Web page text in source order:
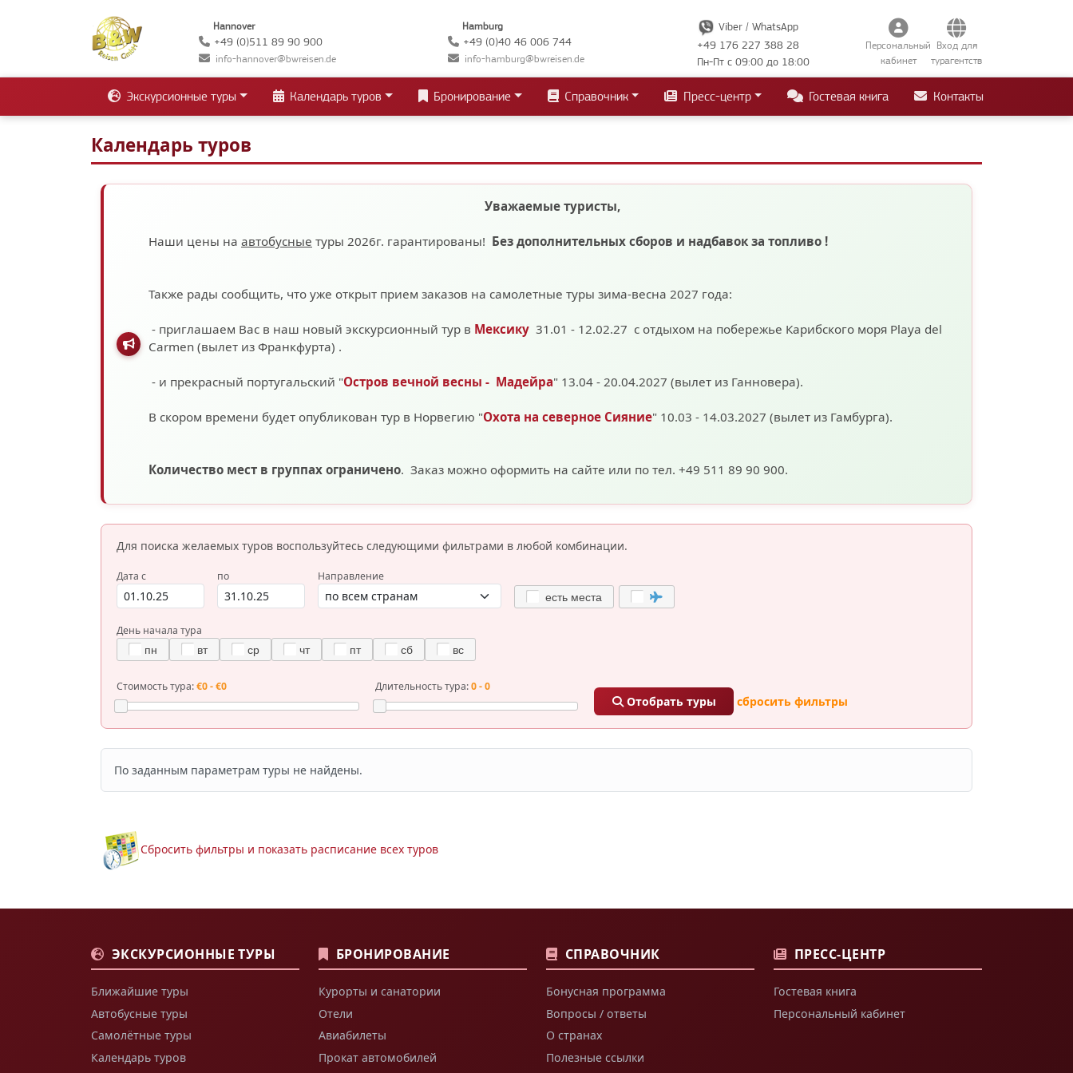
Hannover
+49 (0)511 89 90 900
info-hannover@bwreisen.de
Hamburg
+49 (0)40 46 006 744
info-hamburg@bwreisen.de
Viber / WhatsApp
+49 176 227 388 28
Пн-Пт с 09:00 до 18:00
Персональный
кабинет
Вход для
турагентств
Экскурсионные туры Календарь туров Бронирование Справочник Пресс-центр Гостевая книга Контакты
Календарь туров
Уважаемые туристы,
Наши цены на автобусные туры 2026г. гарантированы! Без дополнительных сборов и надбавок за топливо !
Также рады сообщить, что уже открыт прием заказов на самолетные туры зима-весна 2027 года:
- приглашаем Вас в наш новый экскурсионный тур в Мексику 31.01 - 12.02.27 с отдыхом на побережье Карибского моря Playa del
Carmen (вылет из Франкфурта) .
- и прекрасный португальский "Остров вечной весны - Мадейра" 13.04 - 20.04.2027 (вылет из Ганновера).
В скором времени будет опубликован тур в Норвегию "Охота на северное Сияние" 10.03 - 14.03.2027 (вылет из Гамбурга).
Количество мест в группах ограничено. Заказ можно оформить на сайте или по тел. +49 511 89 90 900.
Для поиска желаемых туров воспользуйтесь следующими фильтрами в любой комбинации.
Дата с по Направление
есть места
День начала тура
пн вт ср чт пт сб вс
Стоимость тура:€0 - €0 Длительность тура:0 - 0
Отобрать туры сбросить фильтры
По заданным параметрам туры не найдены.
Сбросить фильтры и показать расписание всех туров
ЭКСКУРСИОННЫЕ ТУРЫ
Ближайшие туры
Автобусные туры
Самолётные туры
Календарь туров
БРОНИРОВАНИЕ
Курорты и санатории
Отели
Авиабилеты
Прокат автомобилей
СПРАВОЧНИК
Бонусная программа
Вопросы / ответы
О странах
Полезные ссылки
ПРЕСС-ЦЕНТР
Гостевая книга
Персональный кабинет